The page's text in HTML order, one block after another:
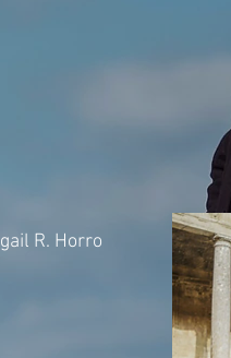
R. Horro